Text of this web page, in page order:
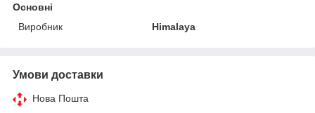
Основні
Виробник
Himalaya
Умови доставки
Нова Пошта